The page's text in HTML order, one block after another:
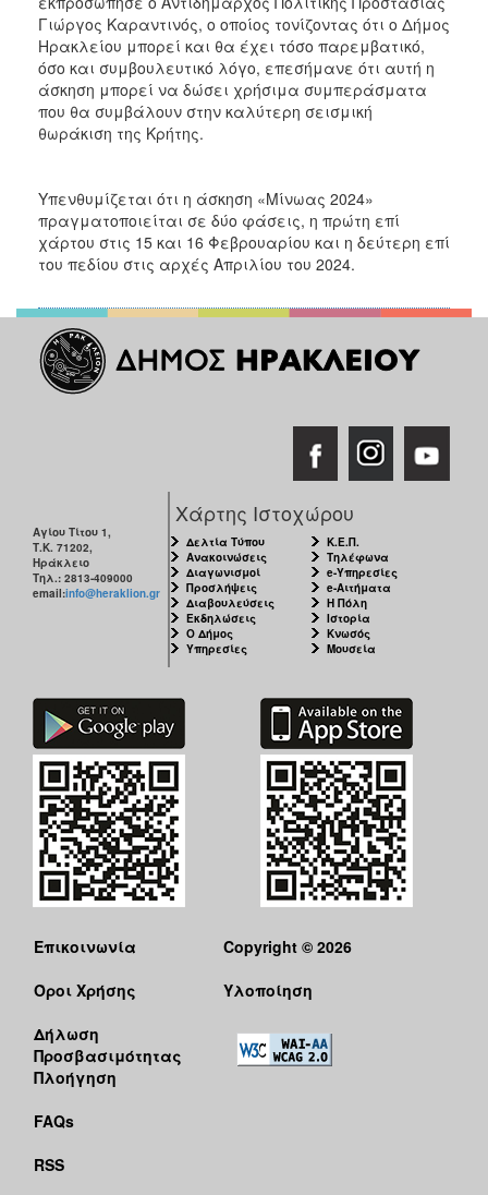
ΤΟΠΟΣ
ΑΝΘΕΚΤΙΚΗ
ΠΟΛΗ
Γιώργος Καραντινός, ο οποίος τονίζοντας ότι ο Δήμος
Ηρακλείου μπορεί και θα έχει τόσο παρεμβατικό,
όσο και συμβουλευτικό λόγο, επεσήμανε ότι αυτή η
άσκηση μπορεί να δώσει χρήσιμα συμπεράσματα
που θα συμβάλουν στην καλύτερη σεισμική
θωράκιση της Κρήτης.
Υπενθυμίζεται ότι η άσκηση «Μίνωας 2024»
πραγματοποιείται σε δύο φάσεις, η πρώτη επί
χάρτου στις 15 και 16 Φεβρουαρίου και η δεύτερη επί
του πεδίου στις αρχές Απριλίου του 2024.
Αγίου Τίτου 1,
Τ.Κ. 71202,
Ηράκλειο
Τηλ.: 2813-409000
email:info@heraklion.gr
Χάρτης Ιστοχώρου
Δελτία Τύπου
Ανακοινώσεις
Διαγωνισμοί
Προσλήψεις
Διαβουλεύσεις
Εκδηλώσεις
Ο Δήμος
Υπηρεσίες
Κ.Ε.Π.
Τηλέφωνα
e-Υπηρεσίες
e-Αιτήματα
Η Πόλη
Ιστορία
Κνωσός
Μουσεία
Επικοινωνία
Όροι Χρήσης
Δήλωση
Προσβασιμότητας
Πλοήγηση
FAQs
RSS
Copyright © 2026
Υλοποίηση